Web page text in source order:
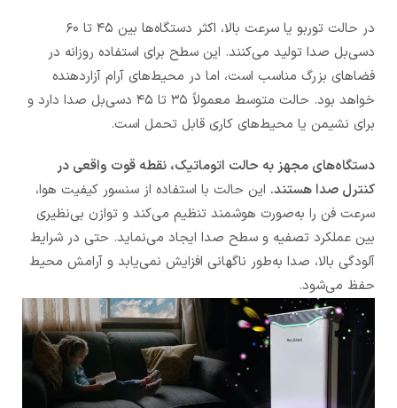
در حالت توربو یا سرعت بالا، اکثر دستگاه‌ها بین ۴۵ تا ۶۰
دسی‌بل صدا تولید می‌کنند. این سطح برای استفاده روزانه در
فضاهای بزرگ مناسب است، اما در محیط‌های آرام آزاردهنده
خواهد بود. حالت متوسط معمولاً ۳۵ تا ۴۵ دسی‌بل صدا دارد و
برای نشیمن یا محیط‌های کاری قابل تحمل است.
دستگاه‌های مجهز به حالت اتوماتیک، نقطه قوت واقعی در
کنترل صدا هستند. این حالت با استفاده از سنسور کیفیت هوا،
سرعت فن را به‌صورت هوشمند تنظیم می‌کند و توازن بی‌نظیری
بین عملکرد تصفیه و سطح صدا ایجاد می‌نماید. حتی در شرایط
آلودگی بالا، صدا به‌طور ناگهانی افزایش نمی‌یابد و آرامش محیط
حفظ می‌شود.